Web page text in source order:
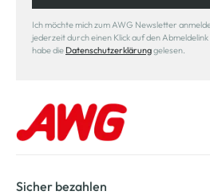
Ich möchte mich zum AWG Newsletter
jederzeit durch einen Klick auf den
habe die Datenschutzerklärunggelesen.
Sicher bezahlen